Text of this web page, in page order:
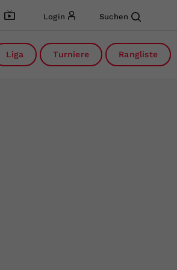
Login Suchen
Liga Turniere Rangliste